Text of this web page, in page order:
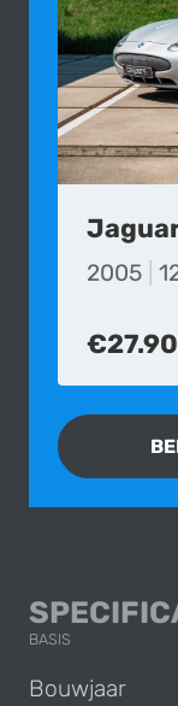
2005
BASIS
Bouwjaar